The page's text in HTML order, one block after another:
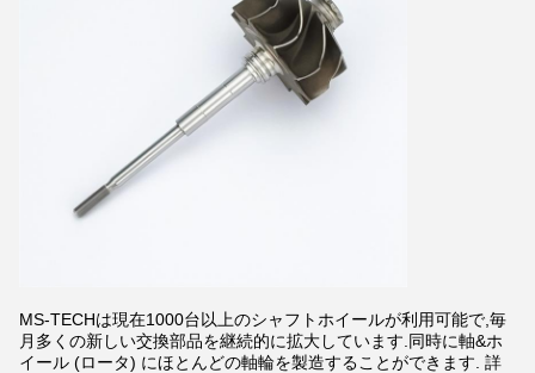
MS-TECHは現在1000台以上のシャフトホイールが利用可能で,毎
月多くの新しい交換部品を継続的に拡大しています.同時に軸&ホ
イール (ロータ) にほとんどの軸輪を製造することができます. 詳